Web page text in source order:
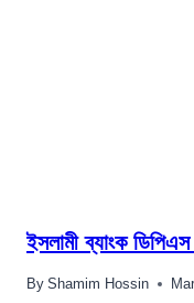
ইসলামী ব্যাংক
By Shamim Hossin